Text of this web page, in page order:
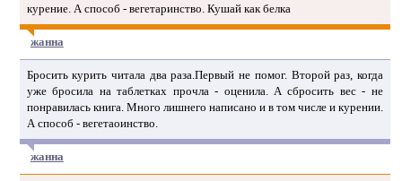
курение. А способ - вегетаринство. Кушай как белка
жанна
Бросить курить читала два раза.Первый не помог. Второй раз, когда
уже бросила на таблетках прочла - оценила. А сбросить вес - не
понравилась книга. Много лишнего написано и в том числе и курении.
А способ - вегетаоинство.
жанна